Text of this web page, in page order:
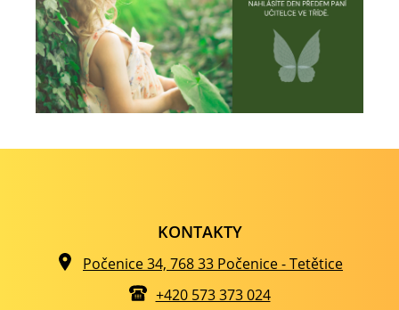
KONTAKTY
Počenice 34, 768 33 Počenice - Tetětice
+420 573 373 024